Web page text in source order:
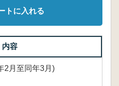
トに入れる
内容
2月至同年3月)